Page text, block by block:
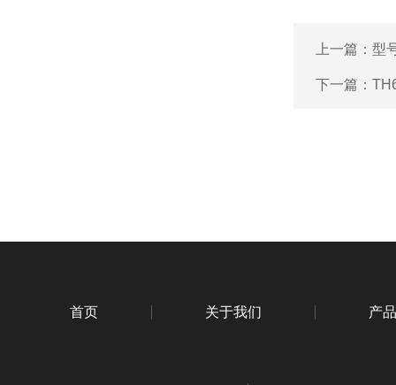
上一篇： 型
下一篇：
首页 关于我们 产